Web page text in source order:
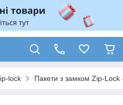
lock Пакети з замком Zip-Lock